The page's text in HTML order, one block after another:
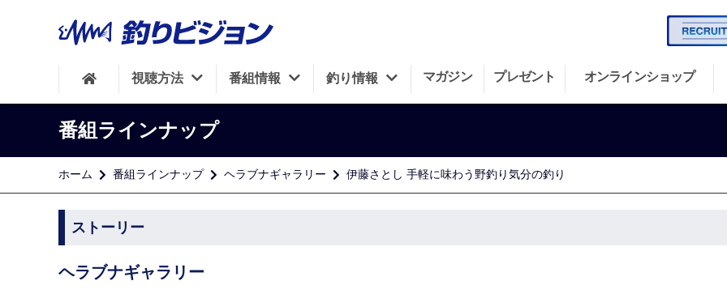
視聴方法 番組情報 釣り情報 マガジン プレゼント オンラインショップ
番組ラインナップ
ホーム 番組ラインナップ ヘラブナギャラリー 伊藤さとし 手軽に味わう野釣り気分の釣り
ストーリー
ヘラブナギャラリー